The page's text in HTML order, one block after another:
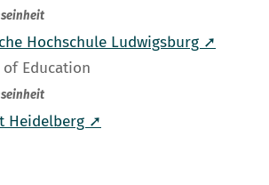
Hochschule Ludwigsburg ➚
Education
Heidelberg ➚